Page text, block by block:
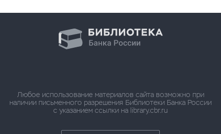
Любое использование материалов сайта возможно при
наличии письменного разрешения Библиотеки Банка России
с указанием ссылки на library.cbr.ru